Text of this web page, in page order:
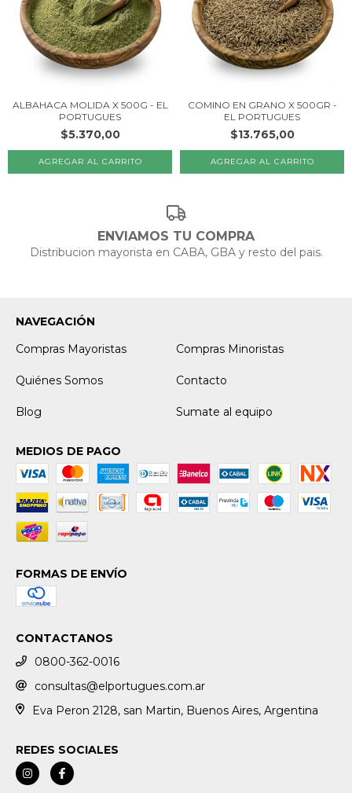
ALBAHACA MOLIDA X 500G - EL
PORTUGUES
$5.370,00
COMINO EN GRANO X 500GR -
EL PORTUGUES
$13.765,00
ENVIAMOS TU COMPRA
Distribucion mayorista en CABA, GBA y resto del pais.
NAVEGACIÓN
Compras Mayoristas
Compras Minoristas
Quiénes Somos Contacto
Blog Sumate al equipo
MEDIOS DE PAGO
FORMAS DE ENVÍO
CONTACTANOS
0800-362-0016
consultas@elportugues.com.ar
Eva Peron 2128, san Martin, Buenos Aires, Argentina
REDES SOCIALES